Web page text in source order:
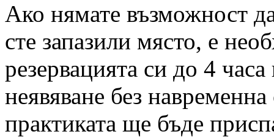
Ако нямате възможност
сте запазили място, е
резервацията си до 4
неявяване без
практиката ще бъде